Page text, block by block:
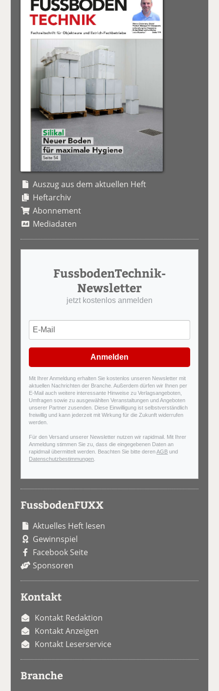
Auszug aus dem aktuellen Heft
Heftarchiv
Abonnement
Mediadaten
FussbodenTechnik-
Newsletter
jetzt kostenlos anmelden
Anmelden
Mit Ihrer Anmeldung erhalten Sie kostenlos unseren Newsletter mit
aktuellen Nachrichten der Branche. Außerdem dürfen wir Ihnen per
E-Mail auch weitere interessante Hinweise zu Verlagsangeboten,
Umfragen sowie zu ausgewählten Veranstaltungen und Angeboten
unserer Partner zusenden. Diese Einwilligung ist selbstverständlich
freiwillig und kann jederzeit mit Wirkung für die Zukunft widerrufen
werden.
Für den Versand unserer Newsletter nutzen wir rapidmail. Mit Ihrer
Anmeldung stimmen Sie zu, dass die eingegebenen Daten an
rapidmail übermittelt werden. Beachten Sie bitte derenAGB und
Datenschutzbestimmungen
FussbodenFUXX
Aktuelles Heft lesen
Gewinnspiel
Facebook Seite
Sponsoren
Kontakt
Kontakt Redaktion
Kontakt Anzeigen
Kontakt Leserservice
Branche